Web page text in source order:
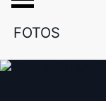
FOTOS